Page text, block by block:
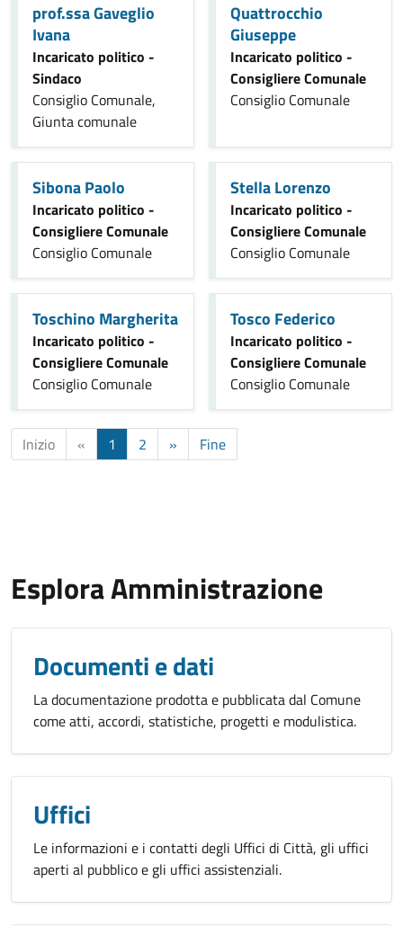
prof.ssa Gaveglio
Ivana
Incaricato politico -
Sindaco
Consiglio Comunale,
Giunta comunale
Quattrocchio
Giuseppe
Incaricato politico -
Consigliere Comunale
Consiglio Comunale
Sibona Paolo
Incaricato politico -
Consigliere Comunale
Consiglio Comunale
Stella Lorenzo
Incaricato politico -
Consigliere Comunale
Consiglio Comunale
Toschino Margherita
Incaricato politico -
Consigliere Comunale
Consiglio Comunale
Tosco Federico
Incaricato politico -
Consigliere Comunale
Consiglio Comunale
Inizio « 1 2 » Fine
Esplora Amministrazione
Documenti e dati
La documentazione prodotta e pubblicata dal Comune
come atti, accordi, statistiche, progetti e modulistica.
Uffici
Le informazioni e i contatti degli Uffici di Città, gli uffici
aperti al pubblico e gli uffici assistenziali.